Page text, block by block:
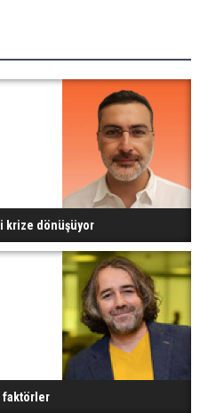
krize dönüşüyor
faktörler